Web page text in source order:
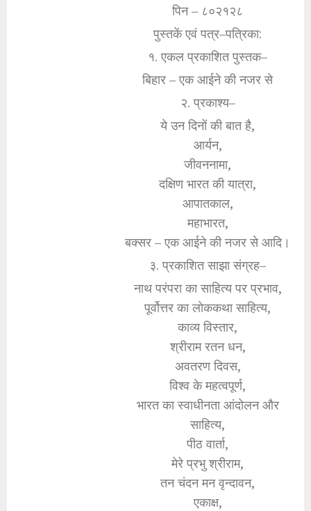
पिन – ८०२१२८
पुस्तकें एवं पत्र–पत्रिका:
१. एकल प्रकाशित पुस्तक–
बिहार – एक आईने की नजर से
२. प्रकाश्य–
ये उन दिनों की बात है,
आर्यन,
जीवननामा,
दक्षिण भारत की यात्रा,
आपातकाल,
महाभारत,
बक्सर – एक आईने की नजर से आदि।
३. प्रकाशित साझा संग्रह–
नाथ परंपरा का साहित्य पर प्रभाव,
पूर्वोत्तर का लोककथा साहित्य,
काव्य विस्तार,
श्रीराम रतन धन,
अवतरण दिवस,
विश्व के महत्वपूर्ण,
भारत का स्वाधीनता आंदोलन और
साहित्य,
पीठ वार्ता,
मेरे प्रभु श्रीराम,
तन चंदन मन वृन्दावन,
एकाक्ष,